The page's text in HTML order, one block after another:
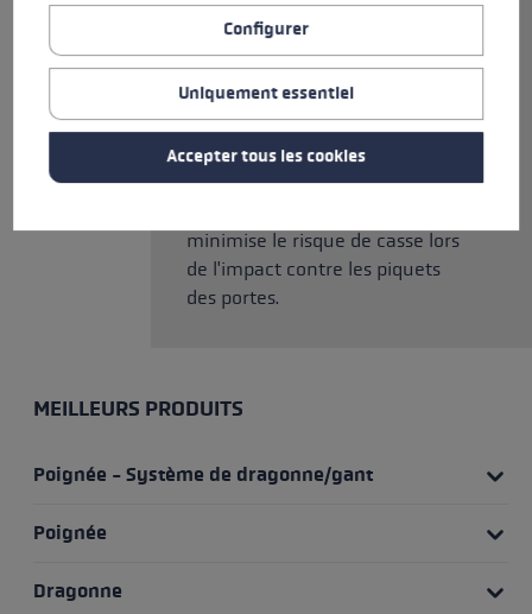
grâce à son déclenchement
intelligent en trois dimensions.
Avec lui, il est enfin possible de
se concentrer à 100 % sur la
vitesse. La gaine en aluminium
qui protège la section supérieure
apporte un renfort
minimise le risque de casse lors
de l'impact contre les piquets
des portes.
MEILLEURS PRODUITS
Poignée - Système de dragonne/gant
Poignée
Dragonne
Configurer
Uniquement essentiel
Accepter tous les cookies